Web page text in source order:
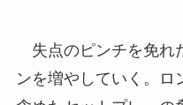
失点のピンチを免れ
ンを増やしていく。ロ